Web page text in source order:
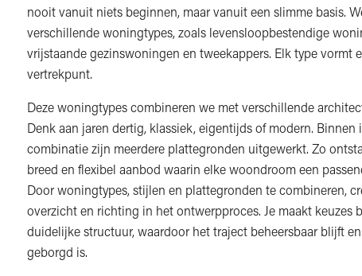
nooit vanuit niets beginnen, maar vanuit een slimme basis.
verschillende woningtypes, zoals levensloopbestendige
vrijstaande gezinswoningen en tweekappers. Elk type vormt
vertrekpunt.
Deze woningtypes combineren we met verschillende
Denk aan jaren dertig, klassiek, eigentijds of modern. Binnen
combinatie zijn meerdere plattegronden uitgewerkt. Zo
breed en flexibel aanbod waarin elke woondroom een
Door woningtypes, stijlen en plattegronden te combineren,
overzicht en richting in het ontwerpproces. Je maakt keuzes
duidelijke structuur, waardoor het traject beheersbaar blijft
geborgd is.